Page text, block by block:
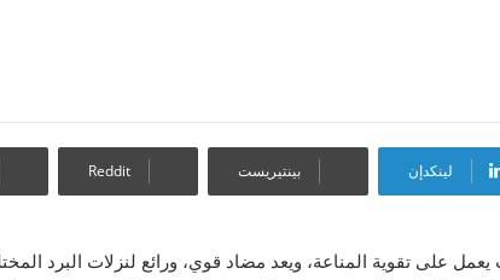
لينكدإن بينتيريست
على تقوية المناعة، ويعد مضاد قوي، ورائع لنزلات البرد